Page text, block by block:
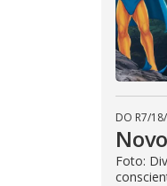
DO R7/
Foto: